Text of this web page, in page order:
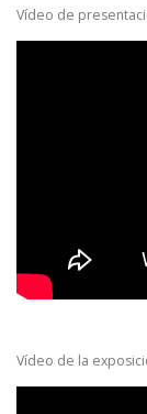
Vídeo de
Vídeo de la